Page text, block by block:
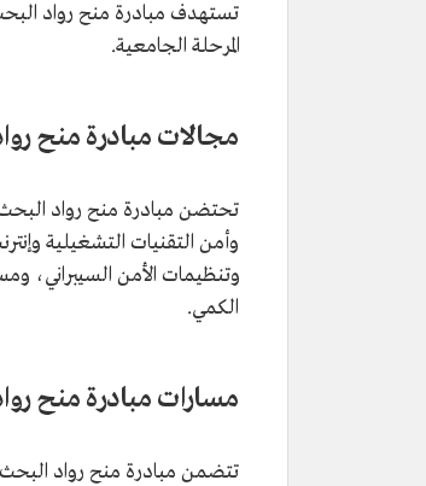
تستهدف مبادرة منح رواد البحث
المرحلة الجامعية.
مجالات مبادرة منح
تحتضن مبادرة منح رواد البحث
وأمن التقنيات التشغيلية
وتنظيمات الأمن السيبراني،
الكمي.
مسارات مبادرة منح
تتضمن مبادرة منح رواد البحث